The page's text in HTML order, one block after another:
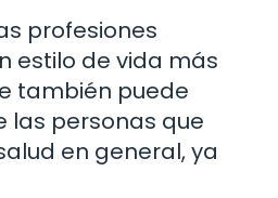
profesiones
estilo de vida más
también puede
las personas que
en general, ya